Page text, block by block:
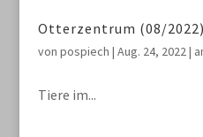
Otterzentrum (08/2022)
von pospiech | Aug. 24, 2022|
Tiere im...